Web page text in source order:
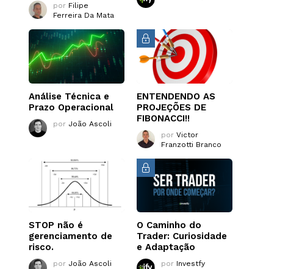
por Filipe
Ferreira Da Mata
Análise Técnica e
Prazo Operacional
por João Ascoli
ENTENDENDO AS
PROJEÇÕES DE
FIBONACCI!!
por Victor
Franzotti Branco
STOP não é
gerenciamento de
risco.
por João Ascoli
O Caminho do
Trader: Curiosidade
e Adaptação
por Investfy